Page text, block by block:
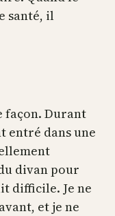
santé, il
façon. Durant
entré dans une
divan pour
difficile. Je ne
et je ne